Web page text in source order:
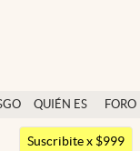
QUIÉN ES
QUIÉN
FORO
Argentina
Suscribite x $999